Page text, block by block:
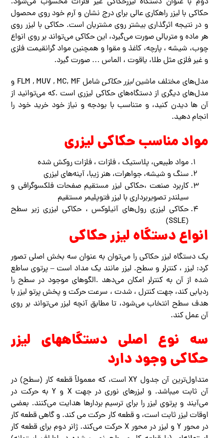
حکاکی با لیزر راهکاری عالی برای درج نشان و آرم خود روی محصول
و در نتیجه اثرگذاری بیشتر روی مشتریان است. حکاکی با لیزر روی
هر ماده و متریالی صورت می‌گیرد، این حکاکی می‌تواند بر روی انواع
چوب، شیشه ، پارچه، کاغذ و مقوا و همچنین مواد گرانقیمت فلزی
و غیر فلزی مثل طلا، یاقوت ، الماس … صورت گیرد.
مدل‌های مختلف ماشینلیزر حکاکی
شامل FLM , MUV , MC, MF و
مدل‌های دیگری از دستگاه‌های حکاکی لیزری است .که می‌توانید از
آن ها دیدن کنید، و متناسب با بودجه و نیاز خود خرید خود را
انجام دهید.
مواد مناسب حکاکی لیزری
مواد طبیعی، پلاستیک ، فلزات ، فلزات روکش شده
سنگ و شیشه، جواهرات، هنر زیبا، آینه‌های لیزری
کاربرد صنعت ،حکاکی لیزر مستقیم صفحات فلکسوگرافی و
سیلندر تصویربرداری با لیزر فتوپلیمر مستقیم
حکاکی لیزری رول‌های آنیلوکس ، حکاکی لیزری زیر سطح
(SSLE)
انواع دستگاه لیزر حکاکی
یک دستگاه لیزر حکاکی را می‌توان به عنوان سه بخش اصلی تصور
کرد: لیزر ، کنترلر و سطح. لیزر مانند یک مداد است – پرتوی ساطع
شده از آن به کنترلر امکان می‌دهد .الگوهای موجود در سطح را
ردیابی کند، جهت کنترل ، شدت ، سرعت حرکت و پخش پرتو لیزر با
هدف سطح انتخاب می‌شود، تا مطابق آنچه لیزر می‌تواند بر روی
آن عمل کند.
سه نوع اصلی دستگاههای لیزر
حکاکی وجود دارد
متداول‌ترین آن جدول XY است، که معمولاً قطعه کار (سطح) در
آن ثابت میباشد. و لیزرهای نوری در جهت X و Y به حرکت در
می‌آیند و پرتوی لیزر را برای ترسیم بردارها هدایت می‌کنند. بعضی
اوقات لیزر ثابت است، و قطعه کار حرکت می کند. و گاهی قطعه کار
در محور Y و لیزر در محور X حرکت می‌کند. ژانر دوم برای قطعه کار